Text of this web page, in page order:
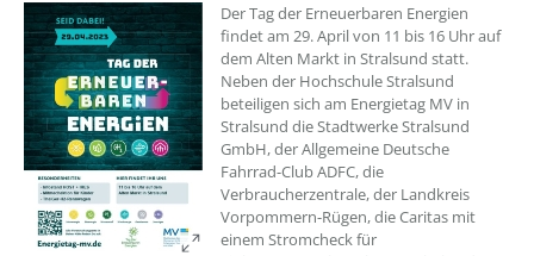
??? absaetzeOben[1]/titel ???
Der Tag der Erneuerbaren Energien
findet am 29. April von 11 bis 16 Uhr auf
dem Alten Markt in Stralsund statt.
Neben der Hochschule Stralsund
beteiligen sich am Energietag MV in
Stralsund die Stadtwerke Stralsund
GmbH, der Allgemeine Deutsche
Fahrrad-Club ADFC, die
Verbraucherzentrale, der Landkreis
Vorpommern-Rügen, die Caritas mit
einem Stromcheck für